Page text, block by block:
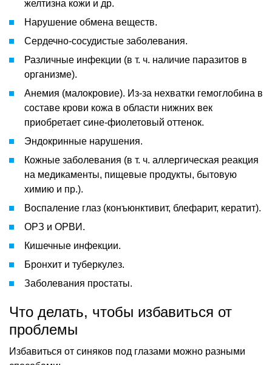
желтизна кожи и др.
Нарушение обмена веществ.
Сердечно-сосудистые заболевания.
Различные инфекции (в т. ч. наличие паразитов в
организме).
Анемия (малокровие). Из-за нехватки гемоглобина в
составе крови кожа в области нижних век
приобретает сине-фиолетовый оттенок.
Эндокринные нарушения.
Кожные заболевания (в т. ч. аллергическая реакция
на медикаменты, пищевые продукты, бытовую
химию и пр.).
Воспаление глаз (конъюнктивит, блефарит, кератит).
ОРЗ и ОРВИ.
Кишечные инфекции.
Бронхит и туберкулез.
Заболевания простаты.
Что делать, чтобы избавиться от
проблемы
Избавиться от синяков под глазами можно разными